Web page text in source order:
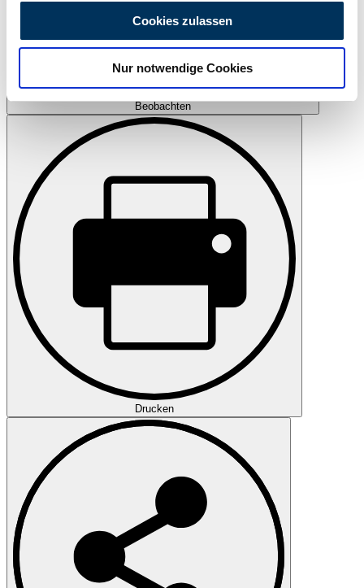
analysieren. Außerdem geben wir Informationen zu Ihrer
Verwendung unserer Website an unsere Partner für
soziale Medien, Werbung und Analysen weiter. Unsere
Partner führen diese Informationen möglicherweise mit
weiteren Daten zusammen, die Sie ihnen bereitgestellt
haben oder die sie im Rahmen Ihrer Nutzung der Dienste
gesammelt haben.
Datenschutzerklärung
Cookies zulassen
Nur notwendige Cookies
Beobachten
Drucken